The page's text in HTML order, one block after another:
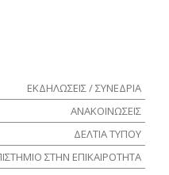
ΕΚΔΗΛΩΣΕΙΣ / ΣΥΝΕΔΡΙΑ
ΑΝΑΚΟΙΝΩΣΕΙΣ
ΔΕΛΤΙΑ ΤΥΠΟΥ
ΣΤΗΝ ΕΠΙΚΑΙΡΟΤΗΤΑ